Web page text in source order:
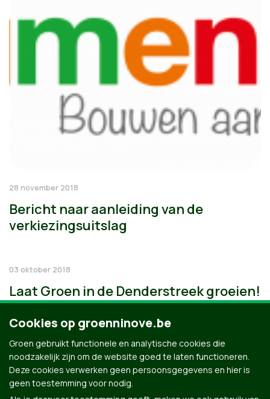
28 november 2018
Bericht naar aanleiding van de
verkiezingsuitslag
03 oktober 2018
Laat Groen in de Denderstreek groeien!
Cookies op groenninove.be
Groen gebruikt functionele en analytische cookies die
noodzakelijk zijn om de website goed te laten functioneren.
Deze cookies verwerken geen persoonsgegevens en hier is
geen toestemming voor nodig.